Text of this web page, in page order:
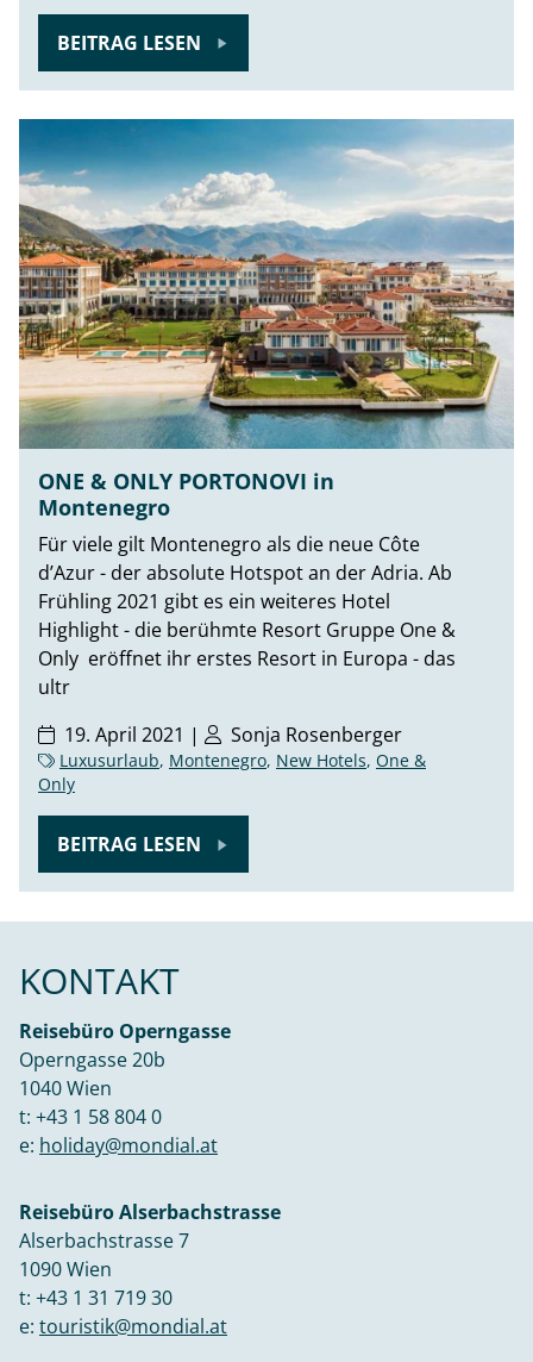
BEITRAG LESEN
ONE & ONLY PORTONOVI in
Montenegro
Für viele gilt Montenegro als die neue Côte
d’Azur - der absolute Hotspot an der Adria. Ab
Frühling 2021 gibt es ein weiteres Hotel
Highlight - die berühmte Resort Gruppe One &
Only eröffnet ihr erstes Resort in Europa - das
ultr
19. April 2021 |
Sonja Rosenberger
Luxusurlaub, Montenegro, New Hotels, One &
Only
BEITRAG LESEN
KONTAKT
Reisebüro Operngasse
Operngasse 20b
1040 Wien
t: +43 1 58 804 0
e: holiday@mondial.at
Reisebüro Alserbachstrasse
Alserbachstrasse 7
1090 Wien
t: +43 1 31 719 30
e: touristik@mondial.at